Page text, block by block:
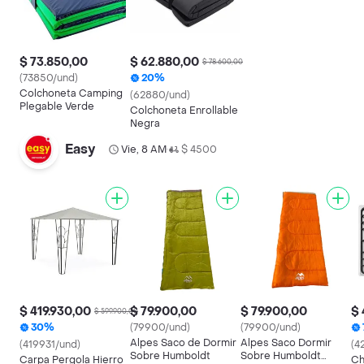
$ 73.850,00
(73850/und)
Colchoneta Camping
Plegable Verde
$ 62.880,00 $ 78.600,00
20%
(62880/und)
Colchoneta Enrollable
Negra
Easy Vie, 8 AM• $ 4500
$ 419.930,00 $ 599.900,00
30%
(419931/und)
Carpa Pergola Hierro
$ 79.900,00
(79900/und)
Alpes Saco de Dormir
Sobre Humboldt
$ 79.900,00
(79900/und)
Alpes Saco Dormir
Sobre Humboldt
$